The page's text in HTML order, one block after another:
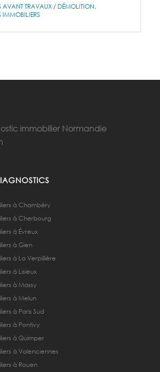
AVANT TRAVAUX / DÉMOLITION
à Chambéry
à Cherbourg
à Évreux
à Gien
à La Verpillière
à Lisieux
à Massy
à Melun
à Paris Sud
à Pontivy
à Quimper
à Valenciennes
à Rouen